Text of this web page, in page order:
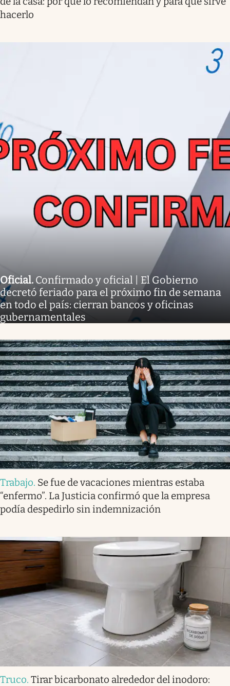
hacerlo
Oficial. Confirmado y oficial | El Gobierno
decretó feriado para el próximo fin de semana
en todo el país: cierran bancos y oficinas
gubernamentales
Trabajo. Se fue de vacaciones mientras estaba
“enfermo”. La Justicia confirmó que la empresa
podía despedirlo sin indemnización
Truco. Tirar bicarbonato alrededor del inodoro: